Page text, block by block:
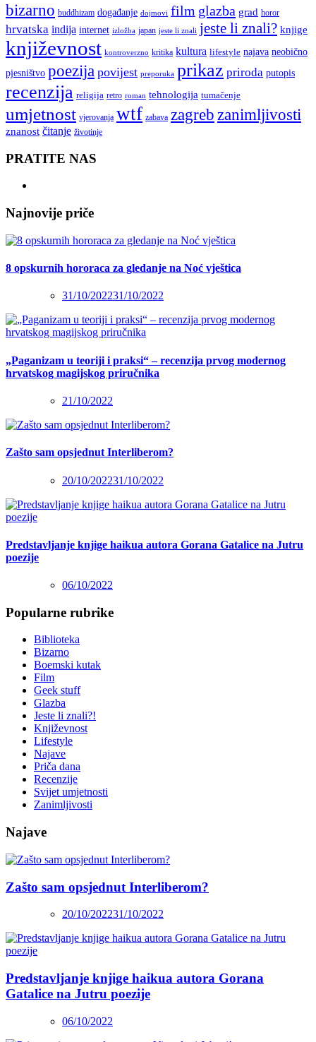
bizarno buddhizam događanje dojmovi film glazba grad horor
hrvatska indija internet izložba japan jeste li znali jeste li znali? knjige
književnost kontroverzno kritika kultura lifestyle najava neobično
pjesništvo poezija povijest preporuka prikaz priroda putopis
recenzija religija retro roman tehnologija tumačenje
umjetnost vjerovanja wtf zabava zagreb zanimljivosti
znanost čitanje životinje
PRATITE NAS
Najnovije priče
8 opskurnih hororaca za gledanje na Noć vještica
31/10/202231/10/2022
„Paganizam u teoriji i praksi“ – recenzija prvog modernog
hrvatskog magijskog priručnika
21/10/2022
Zašto sam opsjednut Interliberom?
20/10/202231/10/2022
Predstavljanje knjige haikua autora Gorana Gatalice na Jutru
poezije
06/10/2022
Popularne rubrike
Biblioteka
Bizarno
Boemski kutak
Film
Geek stuff
Glazba
Jeste li znali?!
Književnost
Lifestyle
Najave
Priča dana
Recenzije
Svijet umjetnosti
Zanimljivosti
Najave
Zašto sam opsjednut Interliberom?
20/10/202231/10/2022
Predstavljanje knjige haikua autora Gorana
Gatalice na Jutru poezije
06/10/2022